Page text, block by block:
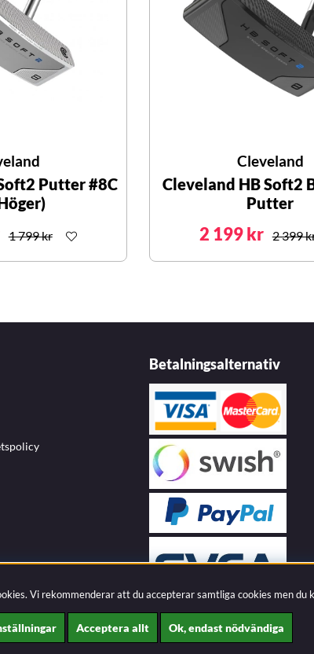
Putter #8C
1 799 kr
Cleveland
Cleveland HB Soft2
Putter
2 199 kr 2 399
Betalningsalternativ
Vi rekommenderar att du accepterar samtliga cookies men du
Acceptera allt Ok, endast nödvändiga